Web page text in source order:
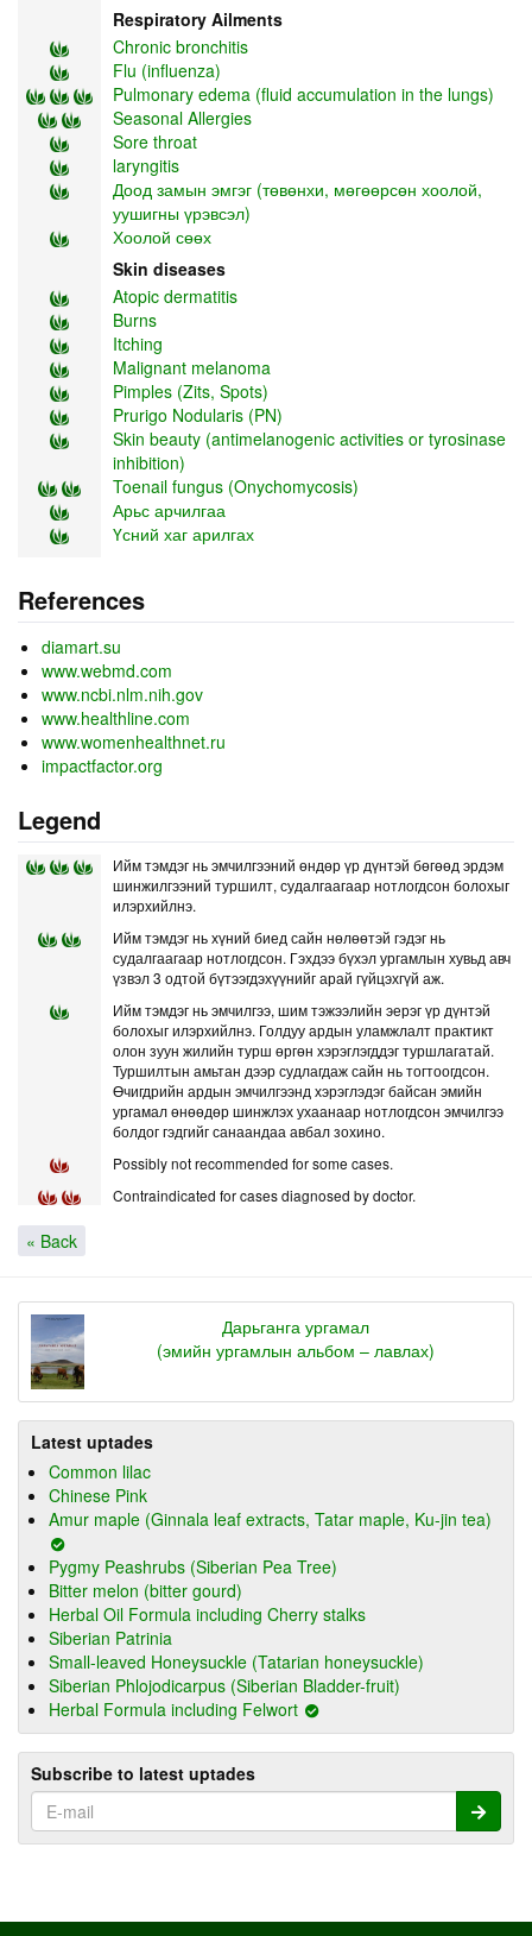
Respiratory Ailments
Chronic bronchitis
Flu (influenza)
Pulmonary edema (fluid accumulation in the lungs)
Seasonal Allergies
Sore throat
laryngitis
Доод замын эмгэг (төвөнхи, мөгөөрсөн хоолой,
уушигны үрэвсэл)
Хоолой сөөх
Skin diseases
Atopic dermatitis
Burns
Itching
Malignant melanoma
Pimples (Zits, Spots)
Prurigo Nodularis (PN)
Skin beauty (antimelanogenic activities or tyrosinase
inhibition)
Toenail fungus (Onychomycosis)
Арьс арчилгаа
Үсний хаг арилгах
References
diamart.su
www.webmd.com
www.ncbi.nlm.nih.gov
www.healthline.com
www.womenhealthnet.ru
impactfactor.org
Legend
Ийм тэмдэг нь эмчилгээний өндөр үр дүнтэй бөгөөд эрдэм
шинжилгээний туршилт, судалгаагаар нотлогдсон болохыг
илэрхийлнэ.
Ийм тэмдэг нь хүний биед сайн нөлөөтэй гэдэг нь
судалгаагаар нотлогдсон. Гэхдээ бүхэл ургамлын хувьд авч
үзвэл 3 одтой бүтээгдэхүүнийг арай гүйцэхгүй аж.
Ийм тэмдэг нь эмчилгээ, шим тэжээлийн эерэг үр дүнтэй
болохыг илэрхийлнэ. Голдуу ардын уламжлалт практикт
олон зуун жилийн турш өргөн хэрэглэгддэг туршлагатай.
Туршилтын амьтан дээр судлагдаж сайн нь тогтоогдсон.
Өчигдрийн ардын эмчилгээнд хэрэглэдэг байсан эмийн
ургамал өнөөдөр шинжлэх ухаанаар нотлогдсон эмчилгээ
болдог гэдгийг санаандаа авбал зохино.
Possibly not recommended for some cases.
Contraindicated for cases diagnosed by doctor.
« Back
Дарьганга ургамал
(эмийн ургамлын альбом – лавлах)
Latest uptades
Common lilac
Chinese Pink
Amur maple (Ginnala leaf extracts, Tatar maple, Ku-jin tea)
Pygmy Peashrubs (Siberian Pea Tree)
Bitter melon (bitter gourd)
Herbal Oil Formula including Cherry stalks
Siberian Patrinia
Small-leaved Honeysuckle (Tatarian honeysuckle)
Siberian Phlojodicarpus (Siberian Bladder-fruit)
Herbal Formula including Felwort
Subscribe to latest uptades